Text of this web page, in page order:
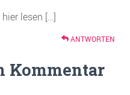
lesen […]
ANTWORTEN
Kommentar